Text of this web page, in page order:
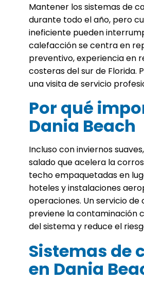
Mantener los sistemas de
durante todo el año, pero
ineficiente pueden
calefacción se centra en
preventivo, experiencia en
costeras del sur de Florida.
una visita de servicio
Por qué
Dania Beach
Incluso con inviernos
salado que acelera la
techo empaquetadas en
hoteles y instalaciones
operaciones. Un servicio
previene la contaminación
del sistema y reduce el
Sistemas de
en Dania